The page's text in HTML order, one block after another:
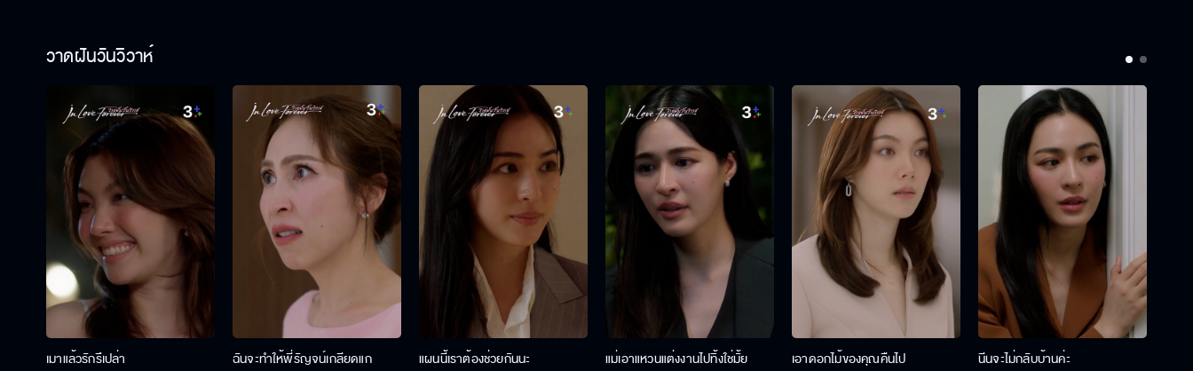
วาดฝันวันวิวาห์
เมาแล้วรักรึเปล่า ฉันจะทำให้พี่รัญจน์เกลียดแก แผนนี้เราต้องช่วยกันนะ แม่เอาแหวนแต่งงานไปทิ้งใช่มั้ย เอาดอกไม้ของคุณคืนไป นีนจะไม่กลับบ้านค่ะ